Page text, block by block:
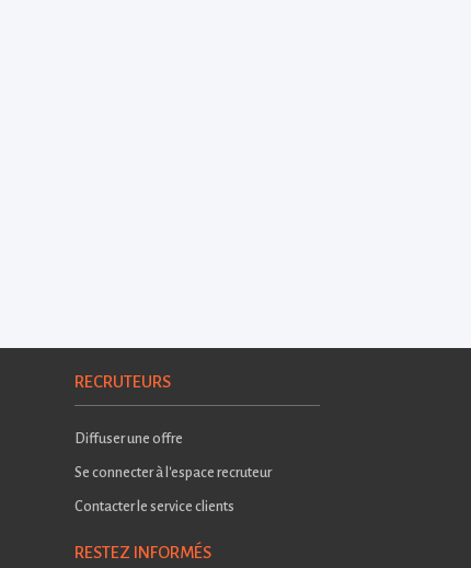
RECRUTEURS
Diffuser une offre
Se connecter à l'espace recruteur
Contacter le service clients
RESTEZ INFORMÉS